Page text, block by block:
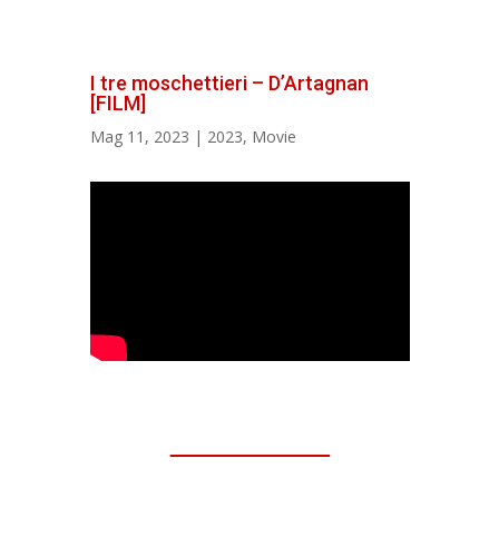
I tre moschettieri – D’Artagnan
[FILM]
Mag 11, 2023 | 2023, Movie